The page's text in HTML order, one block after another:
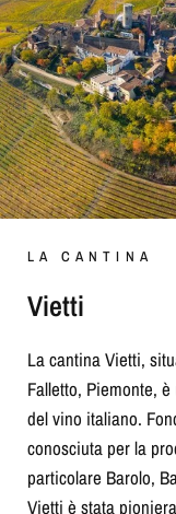
LA CANTINA
Vietti
La cantina Vietti,
Falletto, Piemonte,
del vino italiano.
conosciuta per la
particolare Barolo,
Vietti è stata